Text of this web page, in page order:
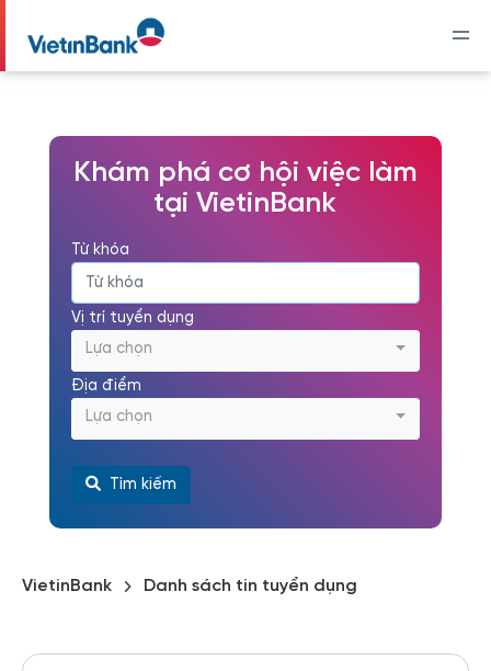
Khám phá cơ hội việc làm
tại VietinBank
Từ khóa
Vị trí tuyển dụng
Lựa chọn
Địa điểm
Lựa chọn
Tìm kiếm
VietinBank Danh sách tin tuyển dụng